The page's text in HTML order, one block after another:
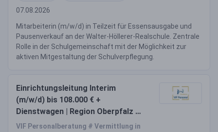
07.08.2026
Mitarbeiterin (m/w/d) in Teilzeit für Essensausgabe und
Pausenverkauf an der Walter-Höllerer-Realschule. Zentrale
Rolle in der Schulgemeinschaft mit der Möglichkeit zur
aktiven Mitgestaltung der Schulverpflegung.
Einrichtungsleitung Interim
(m/w/d) bis 108.000 € +
Dienstwagen | Region Oberpfalz +
deutschlandweit
VIF Personalberatung # Vermittlung in